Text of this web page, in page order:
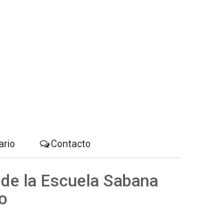
Contacto
la Escuela Sabana